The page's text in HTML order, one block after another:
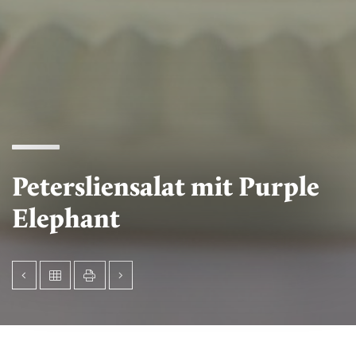
Petersliensalat mit Purple
Elephant